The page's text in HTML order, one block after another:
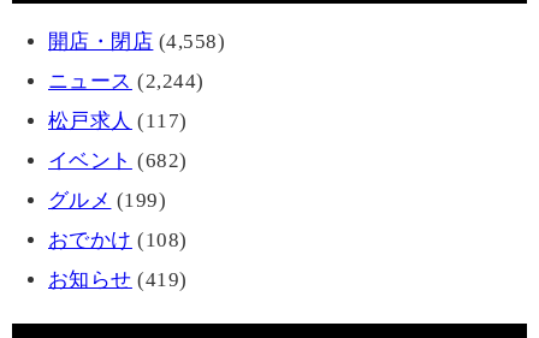
開店・閉店 (4,558)
ニュース (2,244)
松戸求人 (117)
イベント (682)
グルメ (199)
おでかけ (108)
お知らせ (419)